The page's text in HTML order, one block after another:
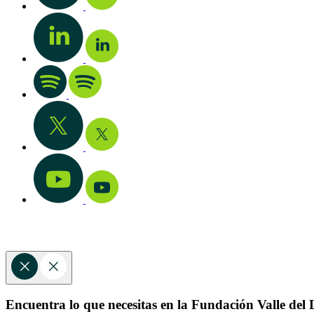
Encuentra lo que necesitas en la Fundación Valle del